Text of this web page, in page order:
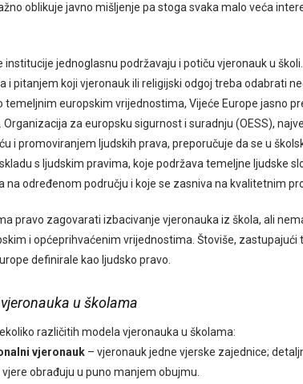
oblikuje javno mišljenje pa stoga svaka malo veća
institucije jednoglasnu podržavaju i potiču vjeronauk u
i pitanjem koji vjeronauk ili religijski odgoj treba odabrati
temeljnim europskim vrijednostima, Vijeće Europe jasno
Organizacija za europsku sigurnost i suradnju (OESS),
i promoviranjem ljudskih prava, preporučuje da se u
s ljudskim pravima, koje podržava temeljne ljudske
na određenom području i koje se zasniva na kvalitetnim
pravo zagovarati izbacivanje vjeronauka iz škola, ali
i općeprihvaćenim vrijednostima. Štoviše, zastupajući
definirale kao ljudsko pravo.
u školama
različitih modela vjeronauka u školama:
vjeronauk – vjeronauk jedne vjerske zajednice;
obrađuju u puno manjem obujmu.